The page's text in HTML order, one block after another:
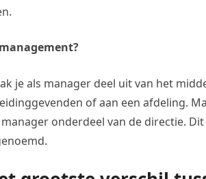
je als manager deel uit van het
of aan een afdeling.
manager onderdeel van de directie.